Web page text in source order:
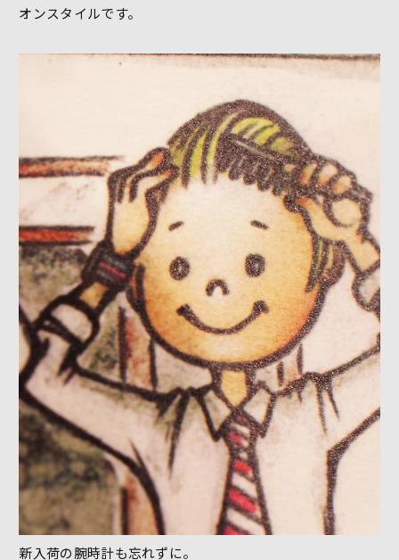
オンスタイルです。
新入荷の腕時計も忘れずに。